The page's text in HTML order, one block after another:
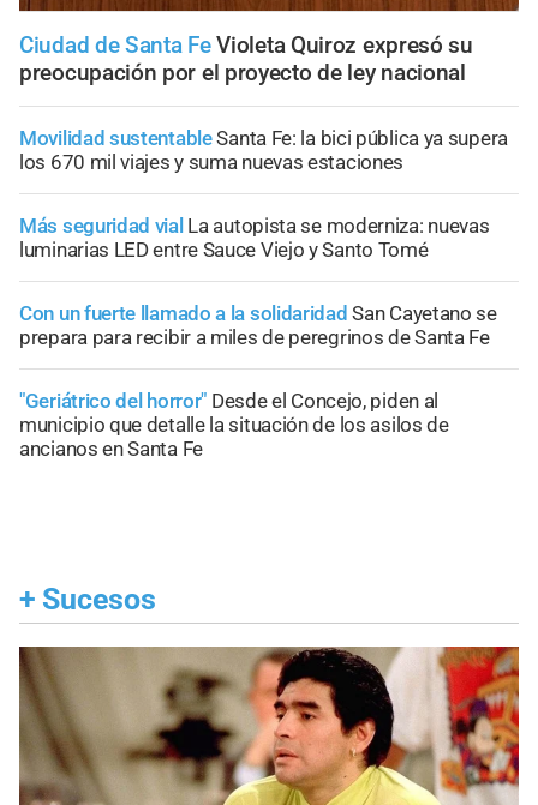
Ciudad de Santa Fe Violeta Quiroz expresó su
preocupación por el proyecto de ley nacional
Movilidad sustentableSanta Fe: la bici pública ya supera
los 670 mil viajes y suma nuevas estaciones
Más seguridad vial La autopista se moderniza: nuevas
luminarias LED entre Sauce Viejo y Santo Tomé
Con un fuerte llamado a la solidaridad San Cayetano se
prepara para recibir a miles de peregrinos de Santa Fe
"Geriátrico del horror" Desde el Concejo, piden al
municipio que detalle la situación de los asilos de
ancianos en Santa Fe
+ Sucesos